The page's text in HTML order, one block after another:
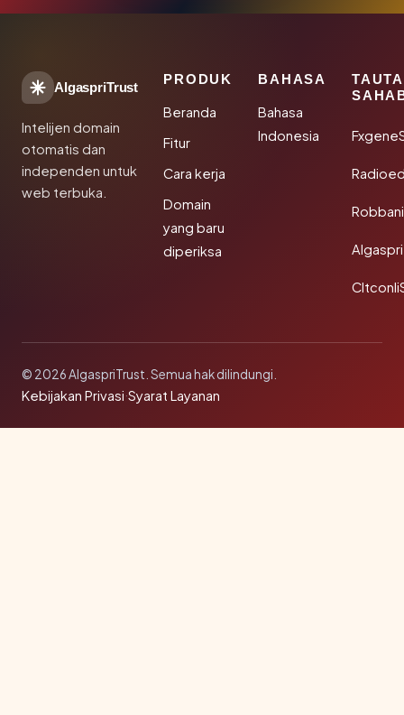
AlgaspriTrust
Intelijen domain
otomatis dan
independen untuk
web terbuka.
PRODUK
Beranda
Fitur
Cara kerja
Domain
yang baru
diperiksa
BAHASA
Bahasa
Indonesia
© 2026 AlgaspriTrust. Semua hak dilindungi.
Kebijakan Privasi·Syarat Layanan